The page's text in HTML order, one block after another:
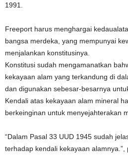
1991.
Freeport harus menghargai
bangsa merdeka, yang mempunyai
menjalankan konstitusinya.
Konstitusi sudah mengamanatkan
kekayaan alam yang terkandung di
dan digunakan sebesar-besarnya
Kendali atas kekayaan alam mineral
berkeinginan untuk menyejahterakan
“Dalam Pasal 33 UUD 1945 sudah
terhadap kendali kekayaan alamnya.”,